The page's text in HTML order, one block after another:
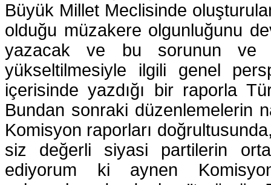
Büyük Millet Meclisinde
olduğu müzakere olgunluğunu
yazacak ve bu sorunun ve
yükseltilmesiyle ilgili genel
içerisinde yazdığı bir raporla
Bundan sonraki düzenlemelerin
Komisyon raporları
siz değerli siyasi partilerin
ediyorum ki aynen